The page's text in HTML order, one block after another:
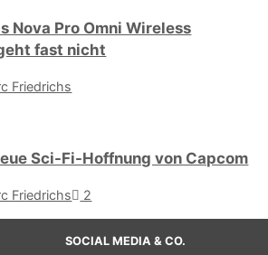
Nova Pro Omni Wireless
fast nicht
Friedrichs
Sci-Fi-Hoffnung von Capcom
Friedrichs 2
SOCIAL MEDIA & CO.